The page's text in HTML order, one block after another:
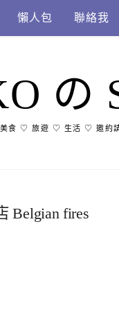
懶人包 聯絡我
の
食 ♡ 旅遊 ♡ 生活 ♡ 邀約請
Belgian fires